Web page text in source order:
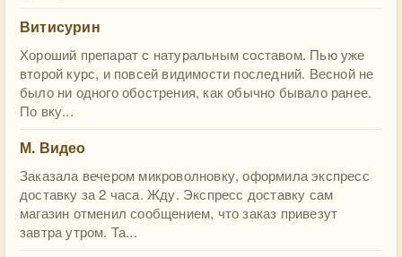
Витисурин
Хороший препарат с натуральным составом. Пью уже
второй курс, и повсей видимости последний. Весной не
было ни одного обострения, как обычно бывало ранее.
По вку...
М. Видео
Заказала вечером микроволновку, оформила экспресс
доставку за 2 часа. Жду. Экспресс доставку сам
магазин отменил сообщением, что заказ привезут
завтра утром. Та...